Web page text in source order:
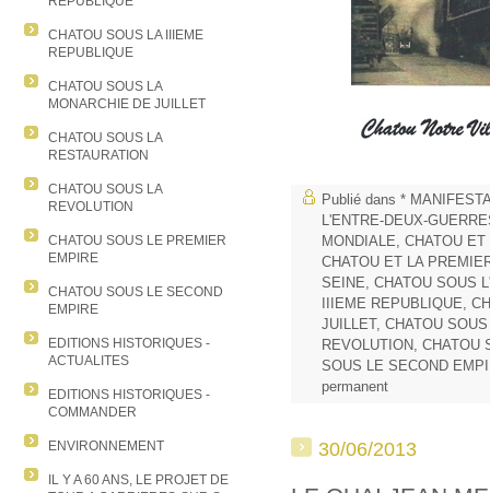
CHATOU SOUS LA IIIEME
REPUBLIQUE
CHATOU SOUS LA
MONARCHIE DE JUILLET
CHATOU SOUS LA
RESTAURATION
CHATOU SOUS LA
REVOLUTION
CHATOU SOUS LE PREMIER
EMPIRE
CHATOU SOUS LE SECOND
EMPIRE
EDITIONS HISTORIQUES -
ACTUALITES
EDITIONS HISTORIQUES -
COMMANDER
ENVIRONNEMENT
IL Y A 60 ANS, LE PROJET DE
Publié dans *
L'ENTRE-DEUX-
MONDIALE, CHATOU
CHATOU ET LA
SEINE, CHATOU SOUS
IIIEME REPUBLIQUE,
JUILLET , CHATOU
REVOLUTION, CHATOU
SOUS LE SECOND
permanent
30/06/2013